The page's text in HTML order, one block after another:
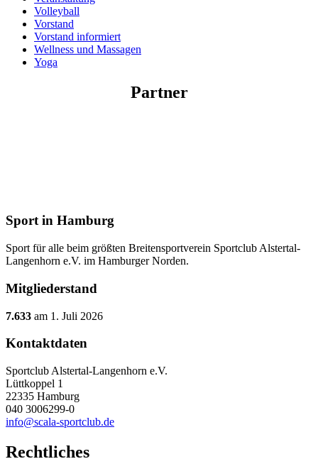
Volleyball
Vorstand
Vorstand informiert
Wellness und Massagen
Yoga
Partner
Sport in Hamburg
Sport für alle beim größten Breitensportverein Sportclub Alstertal-
Langenhorn e.V. im Hamburger Norden.
Mitgliederstand
7.633 am 1. Juli 2026
Kontaktdaten
Sportclub Alstertal-Langenhorn e.V.
Lüttkoppel 1
22335 Hamburg
040 3006299-0
info@scala-sportclub.de
Rechtliches